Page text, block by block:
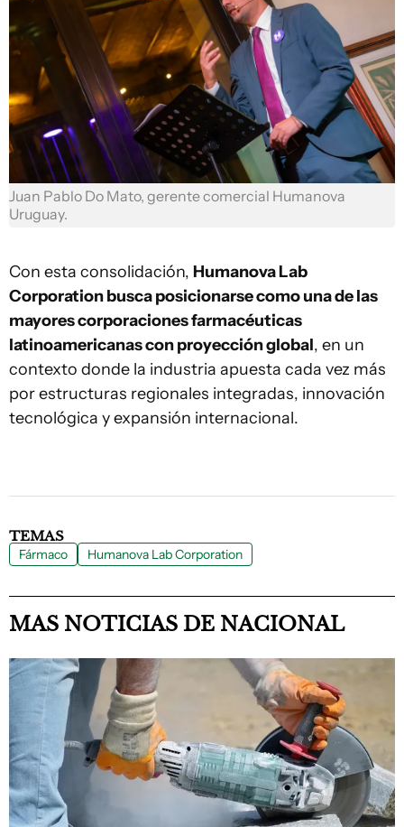
Juan Pablo Do Mato, gerente comercial Humanova
Uruguay.
Con esta consolidación, Humanova Lab
Corporation busca posicionarse como una de las
mayores corporaciones farmacéuticas
latinoamericanas con proyección global, en un
contexto donde la industria apuesta cada vez más
por estructuras regionales integradas, innovación
tecnológica y expansión internacional.
TEMAS
Fármaco Humanova Lab Corporation
MAS NOTICIAS DE NACIONAL